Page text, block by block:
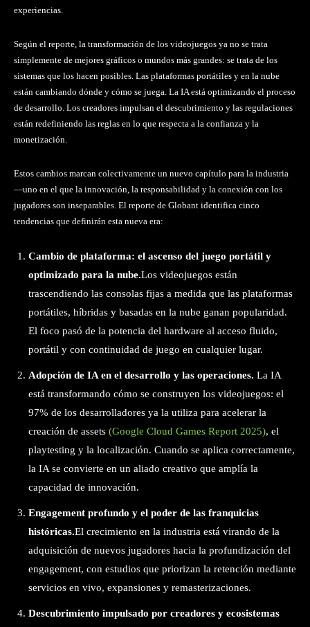
experiencias.
Según el reporte, la transformación de los videojuegos ya no se trata
simplemente de mejores gráficos o mundos más grandes: se trata de los
sistemas que los hacen posibles. Las plataformas portátiles y en la nube
están cambiando dónde y cómo se juega. La IA está optimizando el proceso
de desarrollo. Los creadores impulsan el descubrimiento y las regulaciones
están redefiniendo las reglas en lo que respecta a la confianza y la
monetización.
Estos cambios marcan colectivamente un nuevo capítulo para la industria
—uno en el que la innovación, la responsabilidad y la conexión con los
jugadores son inseparables. El reporte de Globant identifica cinco
tendencias que definirán esta nueva era:
Cambio de plataforma: el ascenso del juego portátil y
optimizado para la nube.Los videojuegos están
trascendiendo las consolas fijas a medida que las plataformas
portátiles, híbridas y basadas en la nube ganan popularidad.
El foco pasó de la potencia del hardware al acceso fluido,
portátil y con continuidad de juego en cualquier lugar.
Adopción de IA en el desarrollo y las operaciones. La IA
está transformando cómo se construyen los videojuegos: el
97% de los desarrolladores ya la utiliza para acelerar la
creación de assets (Google Cloud Games Report 2025), el
playtesting y la localización. Cuando se aplica correctamente,
la IA se convierte en un aliado creativo que amplía la
capacidad de innovación.
Engagement profundo y el poder de las franquicias
históricas.El crecimiento en la industria está virando de la
adquisición de nuevos jugadores hacia la profundización del
engagement, con estudios que priorizan la retención mediante
servicios en vivo, expansiones y remasterizaciones.
Descubrimiento impulsado por creadores y ecosistemas